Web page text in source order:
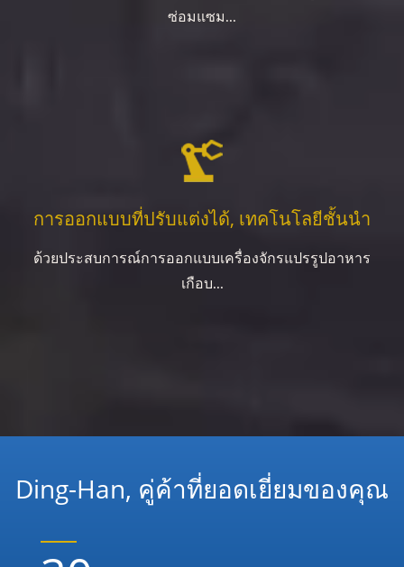
ซ่อมแซม...
การออกแบบที่ปรับแต่งได้, เทคโนโลยีชั้นนำ
ด้วยประสบการณ์การออกแบบเครื่องจักรแปรรูปอาหาร
เกือบ...
Ding-Han, คู่ค้าที่ยอดเยี่ยมของคุณ